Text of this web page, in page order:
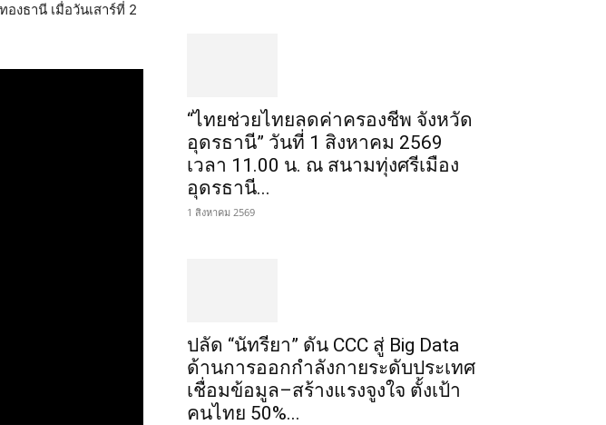
งธานี เมื่อวันเสาร์ที่ 2
“ไทยช่วยไทยลดค่าครองชีพ จังหวัด
อุดรธานี” วันที่ 1 สิงหาคม 2569
เวลา 11.00 น. ณ สนามทุ่งศรีเมือง
อุดรธานี...
1 สิงหาคม 2569
ปลัด “นัทรียา” ดัน CCC สู่ Big Data
ด้านการออกกำลังกายระดับประเทศ
เชื่อมข้อมูล–สร้างแรงจูงใจ ตั้งเป้า
คนไทย 50%...